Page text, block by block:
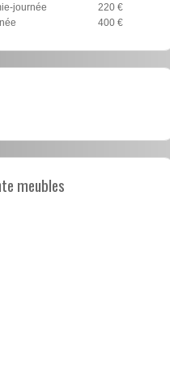
journée
220 €
400 €
meubles